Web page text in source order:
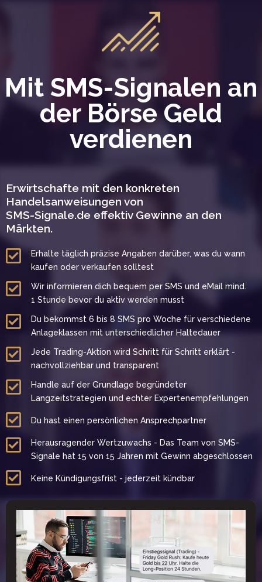
Mit SMS-Signalen an
der Börse Geld
verdienen
Erwirtschafte mit den konkreten
Handelsanweisungen von
SMS-Signale.de effektiv Gewinne an den
Märkten.
Erhalte täglich präzise Angaben darüber, was du wann
kaufen oder verkaufen solltest
Wir informieren dich bequem per SMS und eMail mind.
1 Stunde bevor du aktiv werden musst
Du bekommst 6 bis 8 SMS pro Woche für verschiedene
Anlageklassen mit unterschiedlicher Haltedauer
Jede Trading-Aktion wird Schritt für Schritt erklärt -
nachvollziehbar und transparent
Handle auf der Grundlage begründeter
Langzeitstrategien und echter Expertenempfehlungen
Du hast einen persönlichen Ansprechpartner
Herausragender Wertzuwachs - Das Team von SMS-
Signale hat 15 von 15 Jahren mit Gewinn abgeschlossen
Keine Kündigungsfrist - jederzeit kündbar